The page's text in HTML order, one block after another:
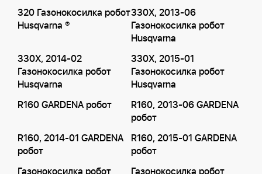
320 Газонокосилка робот
Husqvarna ®
330X, 2013-06
Газонокосилка робот
Husqvarna
330X, 2014-02
Газонокосилка робот
Husqvarna
330X, 2015-01
Газонокосилка робот
Husqvarna
R160 GARDENA робот
R160, 2013-06 GARDENA
робот
R160, 2014-01 GARDENA
робот
R160, 2015-01 GARDENA
робот